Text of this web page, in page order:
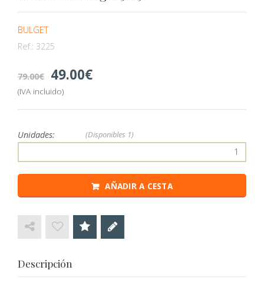
BULGET
Ref.: 3225
79.00 49.00
(IVA incluido)
Unidades: (Disponibles 1)
AÑADIR A CESTA
Descripción